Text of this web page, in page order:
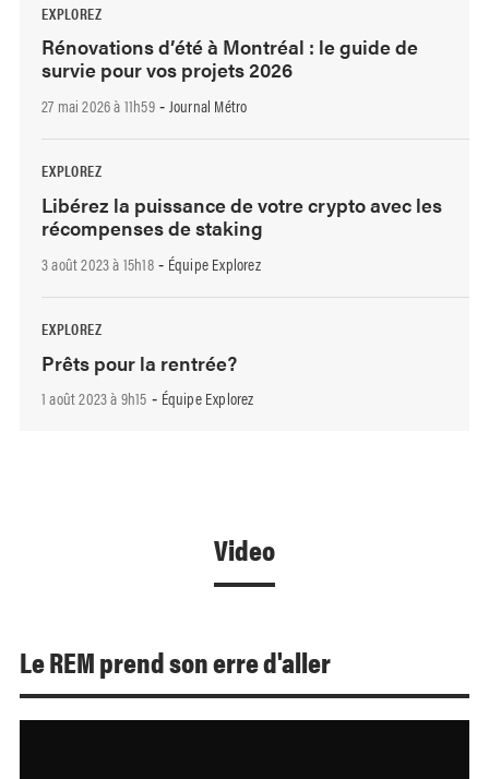
EXPLOREZ
Rénovations d’été à Montréal : le guide de
survie pour vos projets 2026
27 mai 2026 à 11h59- Journal Métro
EXPLOREZ
Libérez la puissance de votre crypto avec les
récompenses de staking
3 août 2023 à 15h18- Équipe Explorez
EXPLOREZ
Prêts pour la rentrée?
1 août 2023 à 9h15 - Équipe Explorez
Video
Le REM prend son erre d'aller